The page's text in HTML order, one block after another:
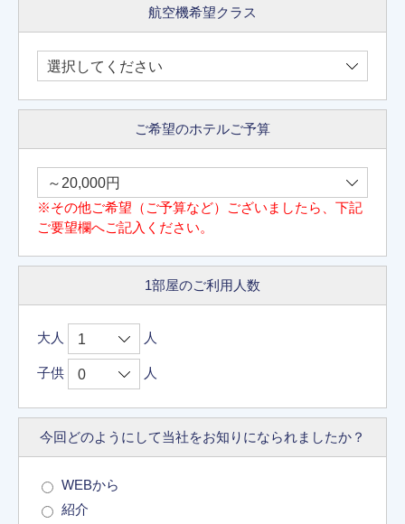
航空機希望クラス
ご希望のホテルご予算
※その他ご希望（ご予算など）ございましたら、下記
ご要望欄へご記入ください。
1部屋のご利用人数
大人 人
子供 人
今回どのようにして当社をお知りになられましたか？
WEBから
紹介